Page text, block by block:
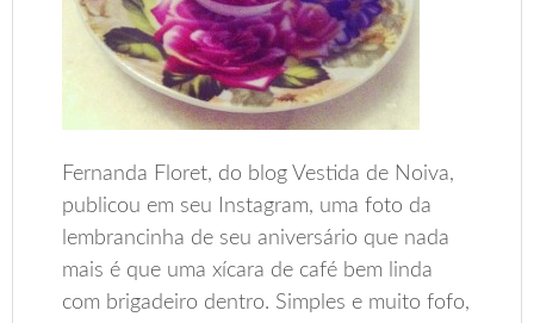
Fernanda Floret, do blog Vestida de Noiva,
publicou em seu Instagram, uma foto da
lembrancinha de seu aniversário que nada
mais é que uma xícara de café bem linda
com brigadeiro dentro. Simples e muito fofo,